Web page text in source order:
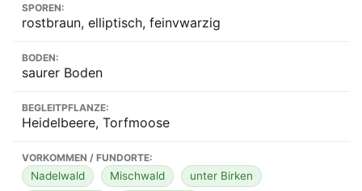
SPOREN:
rostbraun, elliptisch, feinvwarzig
BODEN:
saurer Boden
BEGLEITPFLANZE:
Heidelbeere, Torfmoose
VORKOMMEN / FUNDORTE:
Nadelwald Mischwald
unter Birken